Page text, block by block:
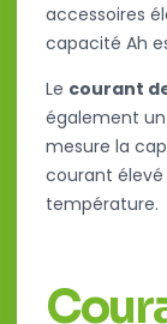
accessoires
capacité Ah
Le courant
également
mesure la
courant
température.